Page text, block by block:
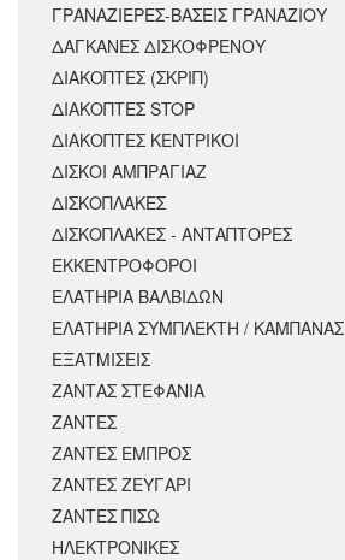
ΓΡΑΝΑΖΙΕΡΕΣ-ΒΑΣΕΙΣ ΓΡΑΝΑΖΙΟΥ
ΔΑΓΚΑΝΕΣ ΔΙΣΚΟΦΡΕΝΟΥ
ΔΙΑΚΟΠΤΕΣ (ΣΚΡΙΠ)
ΔΙΑΚΟΠΤΕΣ STOP
ΔΙΑΚΟΠΤΕΣ ΚΕΝΤΡΙΚΟΙ
ΔΙΣΚΟΙ ΑΜΠΡΑΓΙΑΖ
ΔΙΣΚΟΠΛΑΚΕΣ
ΔΙΣΚΟΠΛΑΚΕΣ - ΑΝΤΑΠΤΟΡΕΣ
ΕΚΚΕΝΤΡΟΦΟΡΟΙ
ΕΛΑΤΗΡΙΑ ΒΑΛΒΙΔΩΝ
ΕΛΑΤΗΡΙΑ ΣΥΜΠΛΕΚΤΗ / ΚΑΜΠΑΝΑΣ
ΕΞΑΤΜΙΣΕΙΣ
ΖΑΝΤΑΣ ΣΤΕΦΑΝΙΑ
ΖΑΝΤΕΣ
ΖΑΝΤΕΣ ΕΜΠΡΟΣ
ΖΑΝΤΕΣ ΖΕΥΓΑΡΙ
ΖΑΝΤΕΣ ΠΙΣΩ
ΗΛΕΚΤΡΟΝΙΚΕΣ